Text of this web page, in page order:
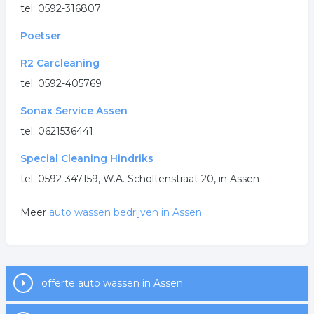
.tel. 0592-316807
Poetser
R2 Carcleaning
tel. 0592-405769
Sonax Service Assen
tel. 0621536441
Special Cleaning Hindriks
tel. 0592-347159, W.A. Scholtenstraat 20, in Assen
Meer auto wassen bedrijven in Assen
offerte auto wassen in Assen